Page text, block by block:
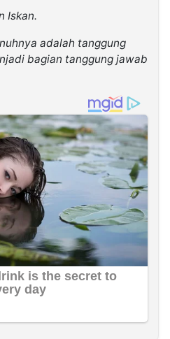
Iskan.
adalah tanggung
bagian tanggung jawab